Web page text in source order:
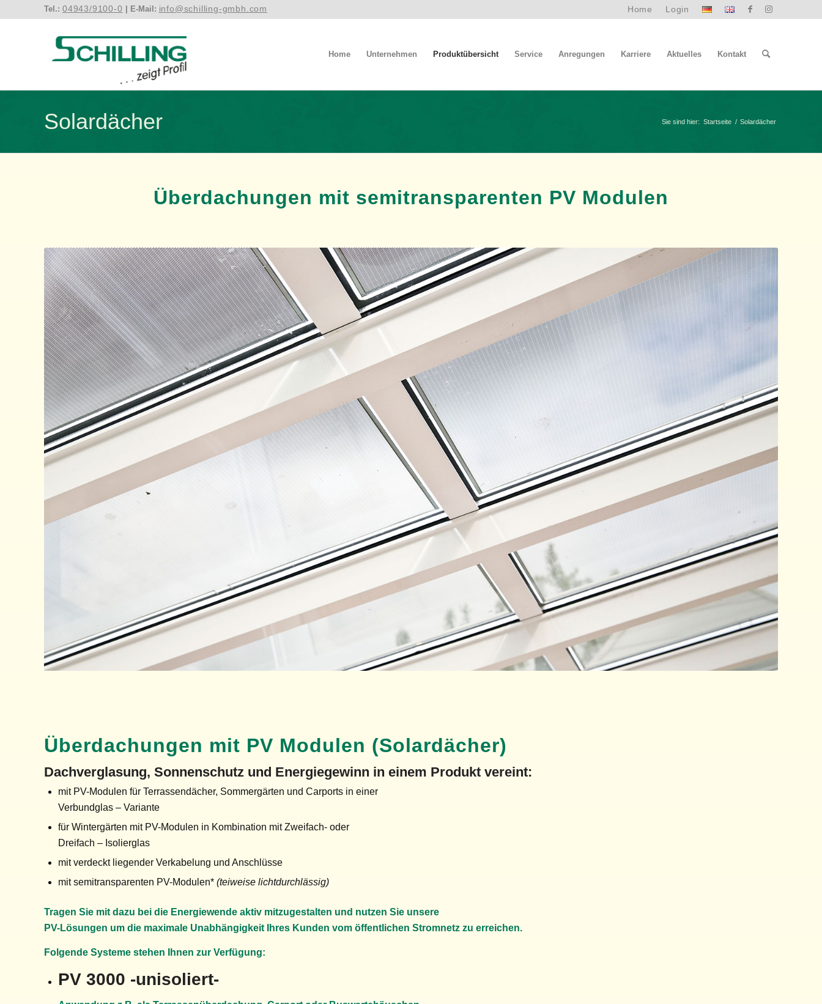
Home Login
Tel.: 04943/9100-0 | E-Mail: info@schilling-gmbh.com
Home Unternehmen Produktübersicht Service Anregungen Karriere Aktuelles Kontakt
Solardächer Sie sind hier: Startseite / Solardächer
Überdachungen mit semitransparenten PV Modulen
Überdachungen mit PV Modulen (Solardächer)
Dachverglasung, Sonnenschutz und Energiegewinn in einem Produkt vereint:
mit PV-Modulen für Terrassendächer, Sommergärten und Carports in einer
Verbundglas – Variante
für Wintergärten mit PV-Modulen in Kombination mit Zweifach- oder
Dreifach – Isolierglas
mit verdeckt liegender Verkabelung und Anschlüsse
mit semitransparenten PV-Modulen* (teiweise lichtdurchlässig)
Tragen Sie mit dazu bei die Energiewende aktiv mitzugestalten und nutzen Sie unsere
PV-Lösungen um die maximale Unabhängigkeit Ihres Kunden vom öffentlichen Stromnetz zu erreichen.
Folgende Systeme stehen Ihnen zur Verfügung:
PV 3000 -unisoliert-